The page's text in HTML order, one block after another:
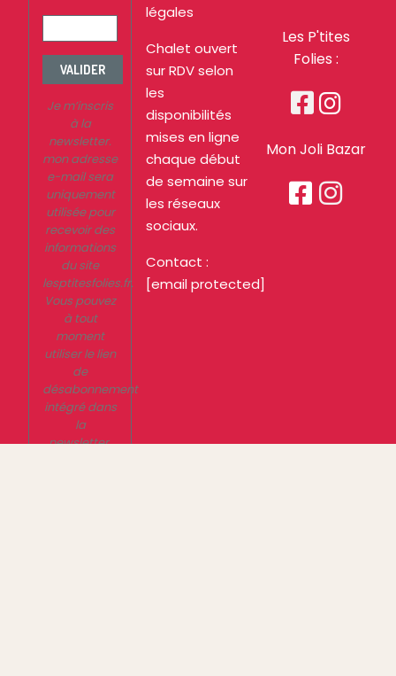
VALIDER
Je m’inscris
à la
newsletter.
mon adresse
e-mail sera
uniquement
utilisée pour
recevoir des
informations
du site
lesptitesfolies.fr.
Vous pouvez
à tout
moment
utiliser le lien
de
désabonnement
intégré dans
la
newsletter.
légales
Chalet ouvert
sur RDV selon
les
disponibilités
mises en ligne
chaque début
de semaine sur
les réseaux
sociaux.
Contact :
[email protected]
Les P'tites
Folies :
 
Mon Joli Bazar
 